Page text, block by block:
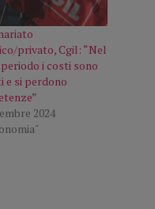
privato, Cgil: “Nel
i costi sono
e si perdono
2024